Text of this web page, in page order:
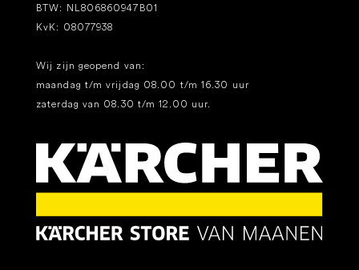
BTW: NL806860947B01
KvK: 08077938
Wij zijn geopend van:
maandag t/m vrijdag 08.00 t/m 16.30 uur
zaterdag van 08.30 t/m 12.00 uur.